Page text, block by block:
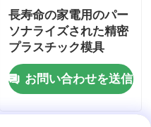
長寿命の家電用のパー
ソナライズされた精密
プラスチック模具
お問い合わせを送信